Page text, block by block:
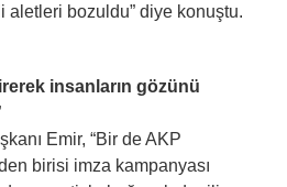
aletleri bozuldu” diye konuştu.
insanların gözünü
Emir, “Bir de AKP
birisi imza kampanyası